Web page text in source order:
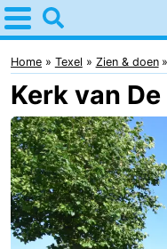
Home
Texel
Tips
Voor
kinderen
Dorpen
-
Home Texel Zien & doen
Kerk van De